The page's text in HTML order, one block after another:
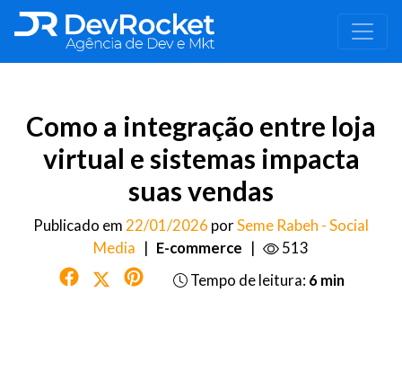
Como a integração entre loja
virtual e sistemas impacta
suas vendas
Publicado em 22/01/2026 porSeme Rabeh - Social
Media | E-commerce |
513
Tempo de leitura: 6 min